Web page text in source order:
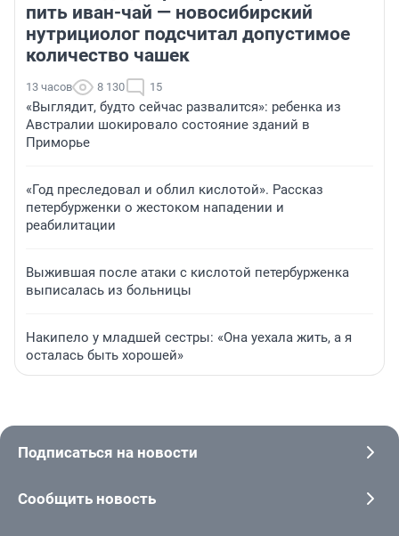
пить иван-чай — новосибирский
нутрициолог подсчитал допустимое
количество чашек
13 часов 8 130 15
«Выглядит, будто сейчас развалится»: ребенка из
Австралии шокировало состояние зданий в
Приморье
«Год преследовал и облил кислотой». Рассказ
петербурженки о жестоком нападении и
реабилитации
Выжившая после атаки с кислотой петербурженка
выписалась из больницы
Накипело у младшей сестры: «Она уехала жить, а я
осталась быть хорошей»
Подписаться на новости
Сообщить новость